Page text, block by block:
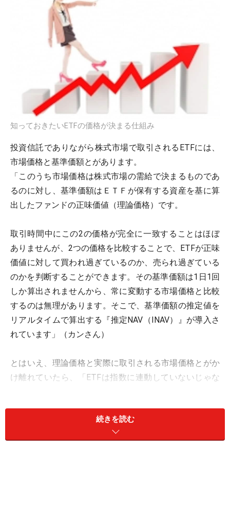
知っておきたいETFの価格が決まる仕組み
投資信託でありながら株式市場で取引されるETFには、
市場価格と基準価額とがあります。
「このうち市場価格は株式市場の需給で決まるものであ
るのに対し、基準価額はＥＴＦが保有する資産を基に算
出したファンドの正味価値（理論価格）です。
取引時間中にこの2の価格が完全に一致することはほぼ
ありませんが、2つの価格を比較することで、ETFが正味
価値に対して買われ過ぎているのか、売られ過ぎている
のかを判断することができます。その基準価額は1日1回
しか算出されませんから、常に変動する市場価格と比較
するのは無理があります。そこで、基準価額の推定値を
リアルタイムで算出する『推定NAV（INAV）』が導入さ
れています」（カンさん）
とはいえ、理論価格と実際に取引される市場価格とがか
け離れていたら、「ETFは指数に連動していないじゃな
「そこでETFの組成や運用に関わる『指定参加者』と呼
ばれるプロの投資家たちが、理論価格と市場価格とが乖
続きを読む